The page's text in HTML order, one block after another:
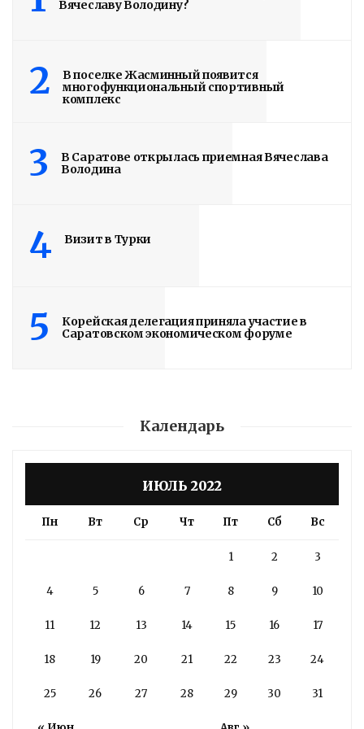
Вячеславу Володину?
2
В поселке Жасминный появится
многофункциональный спортивный
комплекс
3
В Саратове открылась приемная Вячеслава
Володина
4 Визит в Турки
5
Корейская делегация приняла участие в
Саратовском экономическом форуме
Календарь
ИЮЛЬ 2022
Пн Вт Ср Чт Пт Сб Вс
1 2 3
4 5 6 7 8 9 10
11 12 13 14 15 16 17
18 19 20 21 22 23 24
25 26 27 28 29 30 31